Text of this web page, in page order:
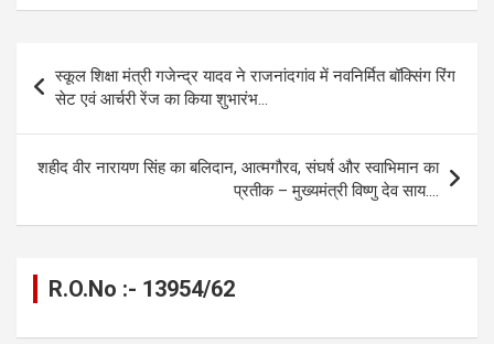
ce
o
o
k
se
n
g
er
at
s
A
p
p
e
a
m
ail py
Li
n
k
ar
e
navigation
स्कूल शिक्षा मंत्री गजेन्द्र यादव ने राजनांदगांव में नवनिर्मित बॉक्सिंग रिंग
सेट एवं आर्चरी रेंज का किया शुभारंभ…
शहीद वीर नारायण सिंह का बलिदान, आत्मगौरव, संघर्ष और स्वाभिमान का
प्रतीक – मुख्यमंत्री विष्णु देव साय….
R.O.No :- 13954/62